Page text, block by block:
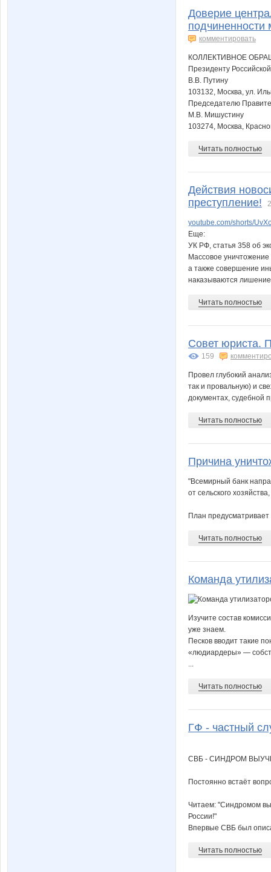
Доверие
подчиненности
комментировать
КОЛЛЕКТИВНОЕ
Президенту
В.В. Путину
103132, Москва, ул.
Председателю
М.В. Мишустину
103274, Москва,
Читать полностью
Действия
преступление!
youtube.com/shorts/
Еще:
УК РФ, статья 358 об
Массовое
а также совершение
наказываются
Читать полностью
Совет юриста.
159
Провел глубокий
так и провальную) и
документах, судебной
Читать полностью
Причина
"Всемирный банк
от сельского
План
Читать полностью
Команда
Изучите состав
уже знаем.
Песков вводит такие
«людиардеры» —
Читать полностью
ГФ - частный
СВБ - СИНДРОМ
Постоянно встаёт
Читаем: "Синдромом
России!"
Впервые СВБ был
Читать полностью